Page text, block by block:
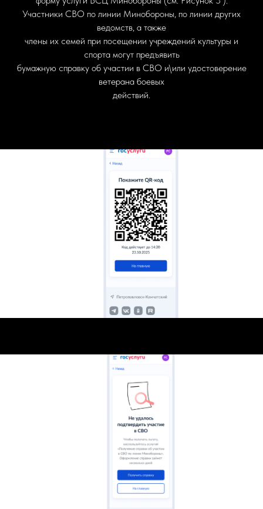
Участники СВО по линии Минобороны, по линии других
ведомств, а также
члены их семей при посещении учреждений культуры и
спорта могут предъявить
бумажную справку об участии в СВО и\или удостоверение
ветерана боевых
действий.